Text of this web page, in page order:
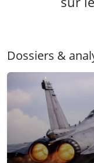
Dossiers &